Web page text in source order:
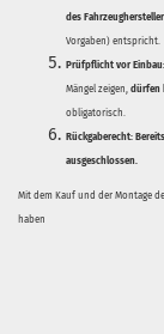
des
Vorgaben) entspricht.
Prüfpflicht vor Einbau:
Mängel zeigen, dürfen
obligatorisch.
Rückgaberecht:
ausgeschlossen.
Mit dem Kauf und der Montage
haben